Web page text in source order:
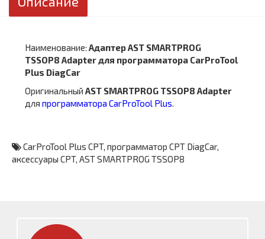
Наименование: Адаптер AST SMARTPROG
TSSOP8 Adapter для программатора CarProTool
Plus DiagCar
Оригинальный AST SMARTPROG TSSOP8 Adapter
для программатора CarProTool Plus.
CarProTool Plus CPT, программатор CPT DiagCar,
аксессуары CPT, AST SMARTPROG TSSOP8